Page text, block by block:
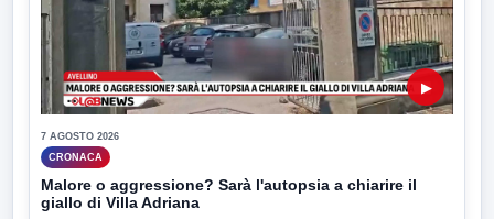
▶
7 AGOSTO 2026
CRONACA
Malore o aggressione? Sarà l'autopsia a chiarire il
giallo di Villa Adriana